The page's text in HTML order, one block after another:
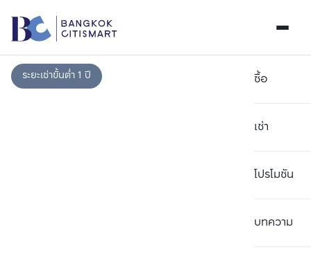
ซื้อ
เช่า
โปรโมชัน
บทความ
ระยะเช่าขั้นต่ำ 1 ปี